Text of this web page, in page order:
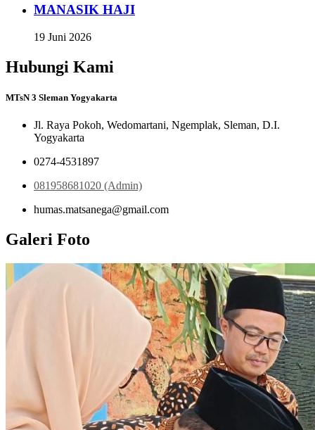
MANASIK HAJI
19 Juni 2026
Hubungi Kami
MTsN 3 Sleman Yogyakarta
Jl. Raya Pokoh, Wedomartani, Ngemplak, Sleman, D.I.
Yogyakarta
0274-4531897
081958681020 (Admin)
humas.matsanega@gmail.com
Galeri Foto